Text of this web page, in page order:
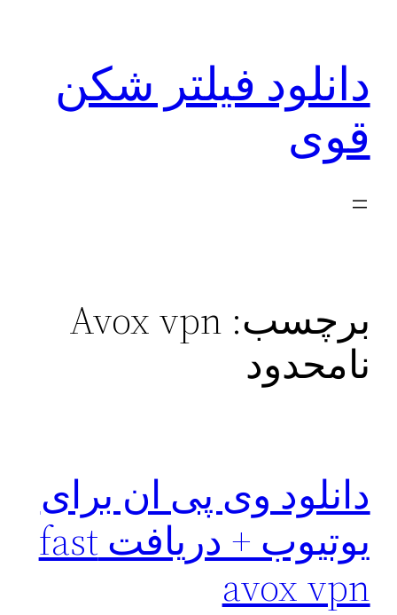
دانلود فیلتر شکن
قوی
برچسب: Avox vpn
نامحدود
دانلود وی پی ان برای
یوتیوب + دریافت fast
avox vpn